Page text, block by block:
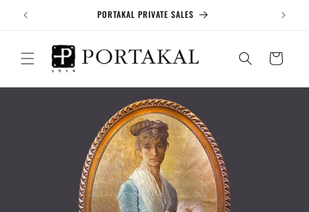
İçeriğe
atla
PORTAKAL PRIVATE SALES
Sepet